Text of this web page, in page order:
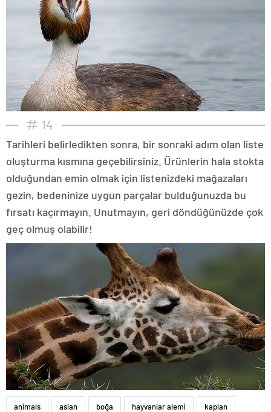
14
Tarihleri belirledikten sonra, bir sonraki adım olan liste
oluşturma kısmına geçebilirsiniz. Ürünlerin hala stokta
olduğundan emin olmak için listenizdeki mağazaları
gezin, bedeninize uygun parçalar bulduğunuzda bu
fırsatı kaçırmayın. Unutmayın, geri döndüğünüzde çok
geç olmuş olabilir!
animals aslan boğa hayvanlar alemi kaplan